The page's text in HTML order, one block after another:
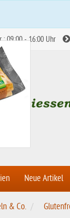
09:00 - 16:00 Uhr
Neue Artikel
& Co.